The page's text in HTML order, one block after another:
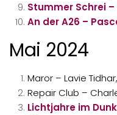
Stummer Schrei –
An der A26 –
Mai 2024
Maror – Lavie
Repair Club –
Lichtjahre im